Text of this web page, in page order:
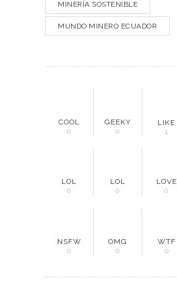
MINERÍA SOSTENIBLE
MUNDO MINERO ECUADOR
COOL
0
GEEKY
0
LIKE
1
LOL
0
LOL
0
LOVE
0
NSFW
0
OMG
0
WTF
0